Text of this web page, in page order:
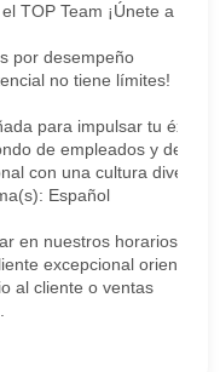
TOP Team ¡Únete a
por desempeño
no tiene límites!
para impulsar tu éxito.
de empleados y
con una cultura diversa
Español
en nuestros horarios
excepcional orientada
al cliente o ventas